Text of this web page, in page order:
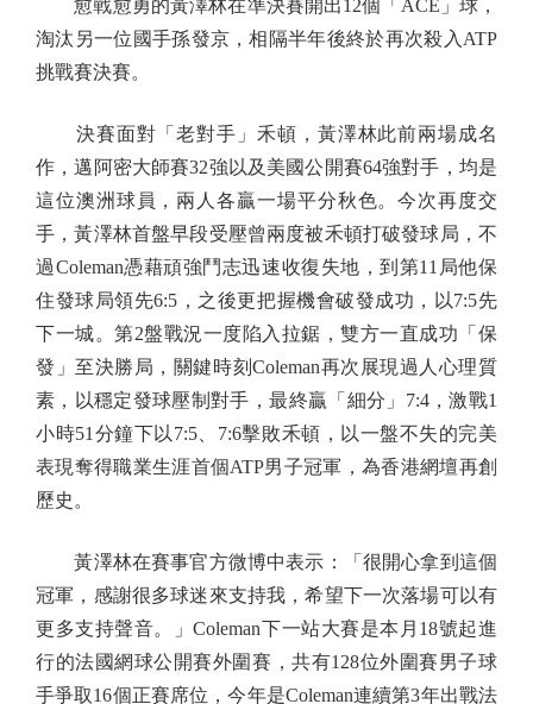
愈戰愈勇的黃澤林在準決賽開出12個「ACE」球，
淘汰另一位國手孫發京，相隔半年後終於再次殺入ATP
挑戰賽決賽。
決賽面對「老對手」禾頓，黃澤林此前兩場成名
作，邁阿密大師賽32強以及美國公開賽64強對手，均是
這位澳洲球員，兩人各贏一場平分秋色。今次再度交
手，黃澤林首盤早段受壓曾兩度被禾頓打破發球局，不
過Coleman憑藉頑強鬥志迅速收復失地，到第11局他保
住發球局領先6:5，之後更把握機會破發成功，以7:5先
下一城。第2盤戰況一度陷入拉鋸，雙方一直成功「保
發」至決勝局，關鍵時刻Coleman再次展現過人心理質
素，以穩定發球壓制對手，最終贏「細分」7:4，激戰1
小時51分鐘下以7:5、7:6擊敗禾頓，以一盤不失的完美
表現奪得職業生涯首個ATP男子冠軍，為香港網壇再創
歷史。
黃澤林在賽事官方微博中表示：「很開心拿到這個
冠軍，感謝很多球迷來支持我，希望下一次落場可以有
更多支持聲音。」Coleman下一站大賽是本月18號起進
行的法國網球公開賽外圍賽，共有128位外圍賽男子球
手爭取16個正賽席位，今年是Coleman連續第3年出戰法